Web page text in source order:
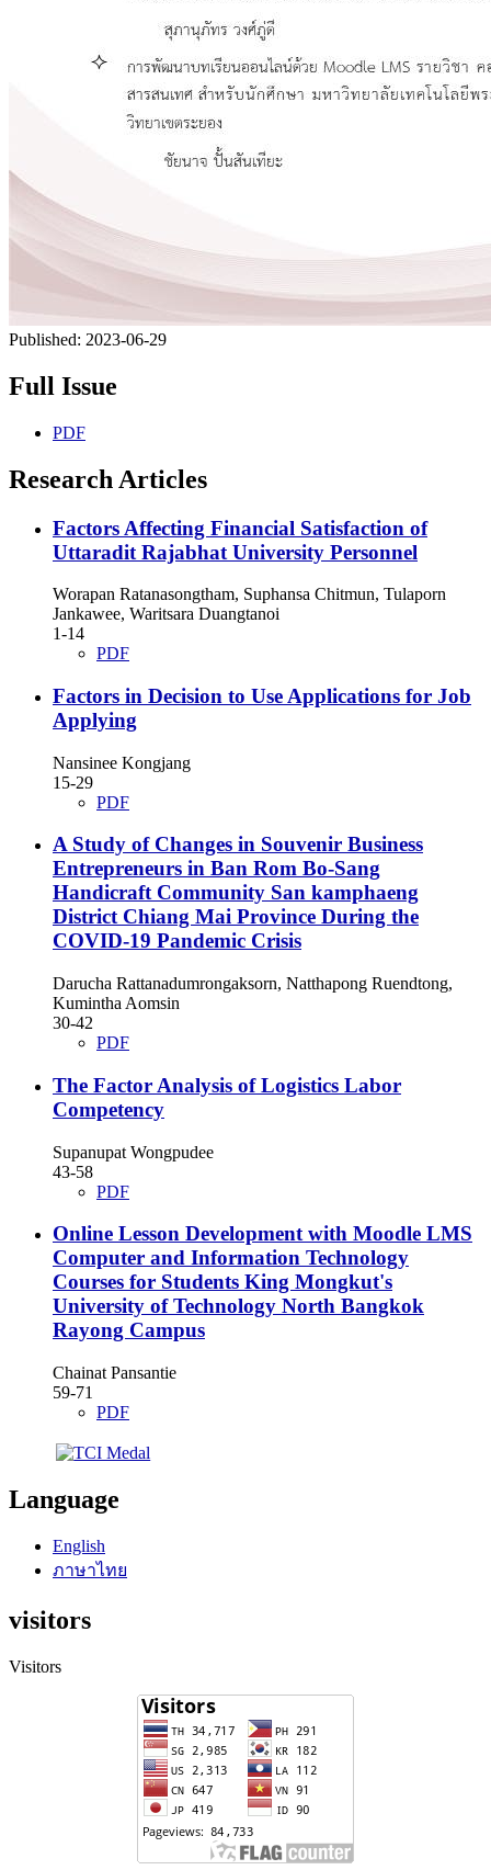
Published: 2023-06-29
Full Issue
PDF
Research Articles
Factors Affecting Financial Satisfaction of
Uttaradit Rajabhat University Personnel
Worapan Ratanasongtham, Suphansa Chitmun, Tulaporn
Jankawee, Waritsara Duangtanoi
1-14
PDF
Factors in Decision to Use Applications for Job
Applying
Nansinee Kongjang
15-29
PDF
A Study of Changes in Souvenir Business
Entrepreneurs in Ban Rom Bo-Sang
Handicraft Community San kamphaeng
District Chiang Mai Province During the
COVID-19 Pandemic Crisis
Darucha Rattanadumrongaksorn, Natthapong Ruendtong,
Kumintha Aomsin
30-42
PDF
The Factor Analysis of Logistics Labor
Competency
Supanupat Wongpudee
43-58
PDF
Online Lesson Development with Moodle LMS
Computer and Information Technology
Courses for Students King Mongkut's
University of Technology North Bangkok
Rayong Campus
Chainat Pansantie
59-71
PDF
Language
English
ภาษาไทย
visitors
Visitors